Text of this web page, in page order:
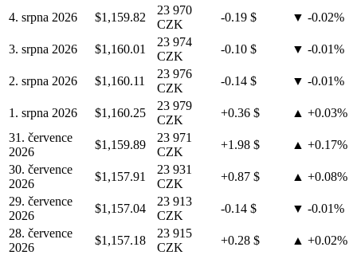
4. srpna 2026 $1,159.82
23 970
CZK
-0.19 $ ▼ -0.02%
3. srpna 2026 $1,160.01
23 974
CZK
-0.10 $ ▼ -0.01%
2. srpna 2026 $1,160.11
23 976
CZK
-0.14 $ ▼ -0.01%
1. srpna 2026 $1,160.25
23 979
CZK
+0.36 $
▲ +0.03%
31. července
2026
$1,159.89
23 971
CZK
+1.98 $
▲ +0.17%
30. července
2026
$1,157.91
23 931
CZK
+0.87 $
▲ +0.08%
29. července
2026
$1,157.04
23 913
CZK
-0.14 $
▼ -0.01%
28. července
2026
$1,157.18
23 915
CZK
+0.28 $
▲ +0.02%